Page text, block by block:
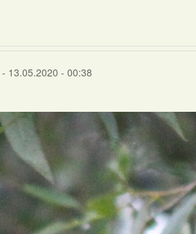
- 13.05.2020 - 00:38